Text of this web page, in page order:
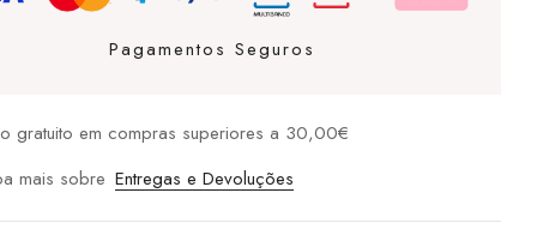
Pagamentos Seguros
gratuito em compras superiores a 30,00€
mais sobre Entregas e Devoluções